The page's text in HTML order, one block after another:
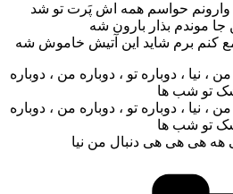
وارونم حواسم همه اش پَرت تو شد
موندم بذار بارون شه
جمع کنم برم شاید این آتیش خاموش شه
، نیا ، دوباره تو ، دوباره من ، دوباره
تو شب ها
، نیا ، دوباره تو ، دوباره من ، دوباره
تو شب ها
هی هی هی دنبال من نیا